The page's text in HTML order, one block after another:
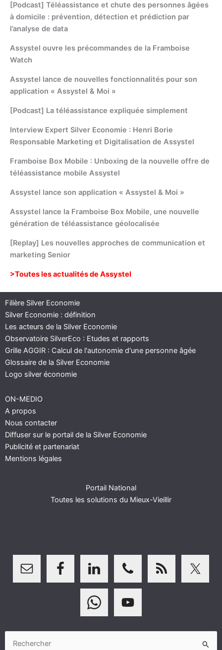
[Podcast] Téléassistance et chute des personnes âgées
à domicile : prévention, détection et prédiction par
l’analyse de data
Assystel ouvre les précommandes de la Framboise
Watch
Assystel lance de nouvelles fonctionnalités pour son
application « Assystel & Moi »
[Podcast] La téléassistance expliquée simplement
Interview Expert Silver Economie : Henri Borie
Responsable Marketing et Digitalisation de Assystel
Framboise Box Mobile : Unboxing de la nouvelle offre de
téléassistance mobile Assystel
Assystel lance son application « Assystel & Moi »
Assystel lance la Framboise Box Mobile, une nouvelle
génération de téléassistance géolocalisée
[Replay] Les nouvelles approches de communication et
marketing Senior
>Toutes les actualités de Assystel
Filière Silver Economie
Silver Economie : définition
Les acteurs de la Silver Economie
Observatoire SilverEco : Etudes et rapports
Grille AGGIR : Calcul de l'autonomie d'une personne âgée
Glossaire de la Silver Economie
Logo silver économie
ON-MEDIO
A propos
Nous contacter
Diffuser sur le portail de la Silver Economie
Publicité et partenariat
Mentions légales
Portail National
Toutes les solutions du Mieux-Vieillir